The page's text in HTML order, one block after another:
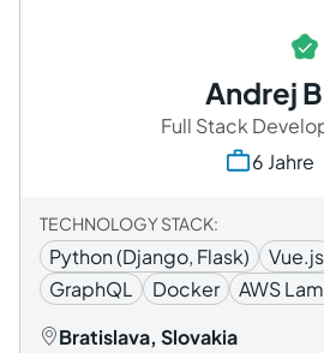
Andrej
Full Stack
6 Jahre
TECHNOLOGY STACK:
Python (Django, Flask) Vue.js
GraphQL
Docker
AWS
Bratislava, Slovakia